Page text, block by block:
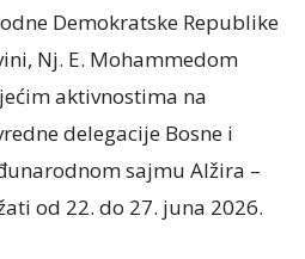
Demokratske Republike
Nj. E. Mohammedom
aktivnostima na
delegacije Bosne i
sajmu Alžira –
od 22. do 27. juna 2026.